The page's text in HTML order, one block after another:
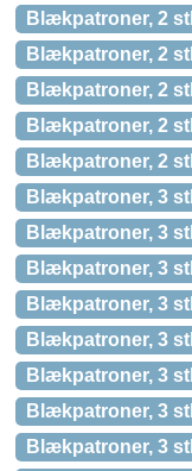
Blækpatroner, 2
Blækpatroner, 2
Blækpatroner, 2
Blækpatroner, 2
Blækpatroner, 2
Blækpatroner, 3
Blækpatroner, 3
Blækpatroner, 3
Blækpatroner, 3
Blækpatroner, 3
Blækpatroner, 3
Blækpatroner, 3
Blækpatroner, 3